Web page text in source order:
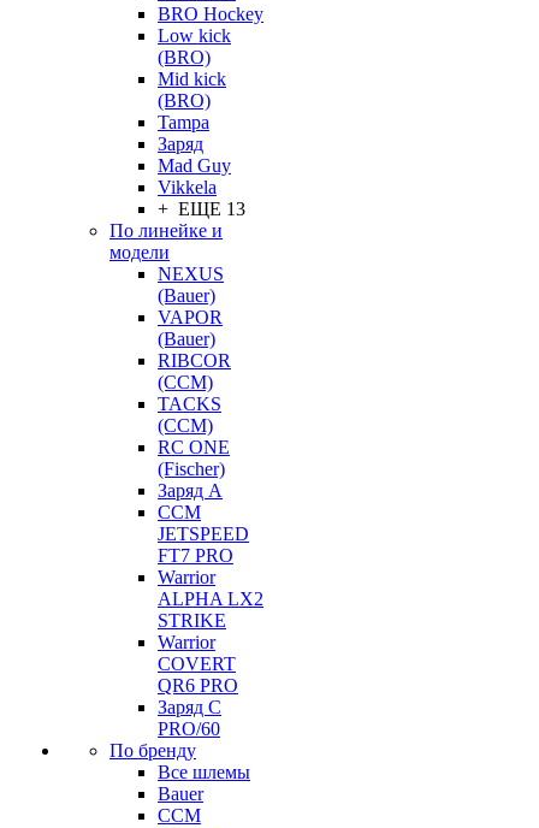
BRO Hockey
Low kick
(BRO)
Mid kick
(BRO)
Tampa
Заряд
Mad Guy
Vikkela
+ ЕЩЕ 13
По линейке и
модели
NEXUS
(Bauer)
VAPOR
(Bauer)
RIBCOR
(CCM)
TACKS
(CCM)
RC ONE
(Fischer)
Заряд А
CCM
JETSPEED
FT7 PRO
Warrior
ALPHA LX2
STRIKE
Warrior
COVERT
QR6 PRO
Заряд С
PRO/60
По бренду
Все шлемы
Bauer
CCM